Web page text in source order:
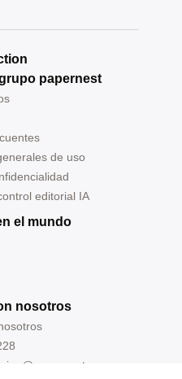
papernest
de uso
editorial IA
el mundo
nosotros